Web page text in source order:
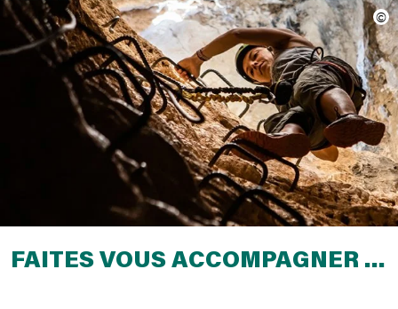
FAITES VOUS ACCOMPAGNER …